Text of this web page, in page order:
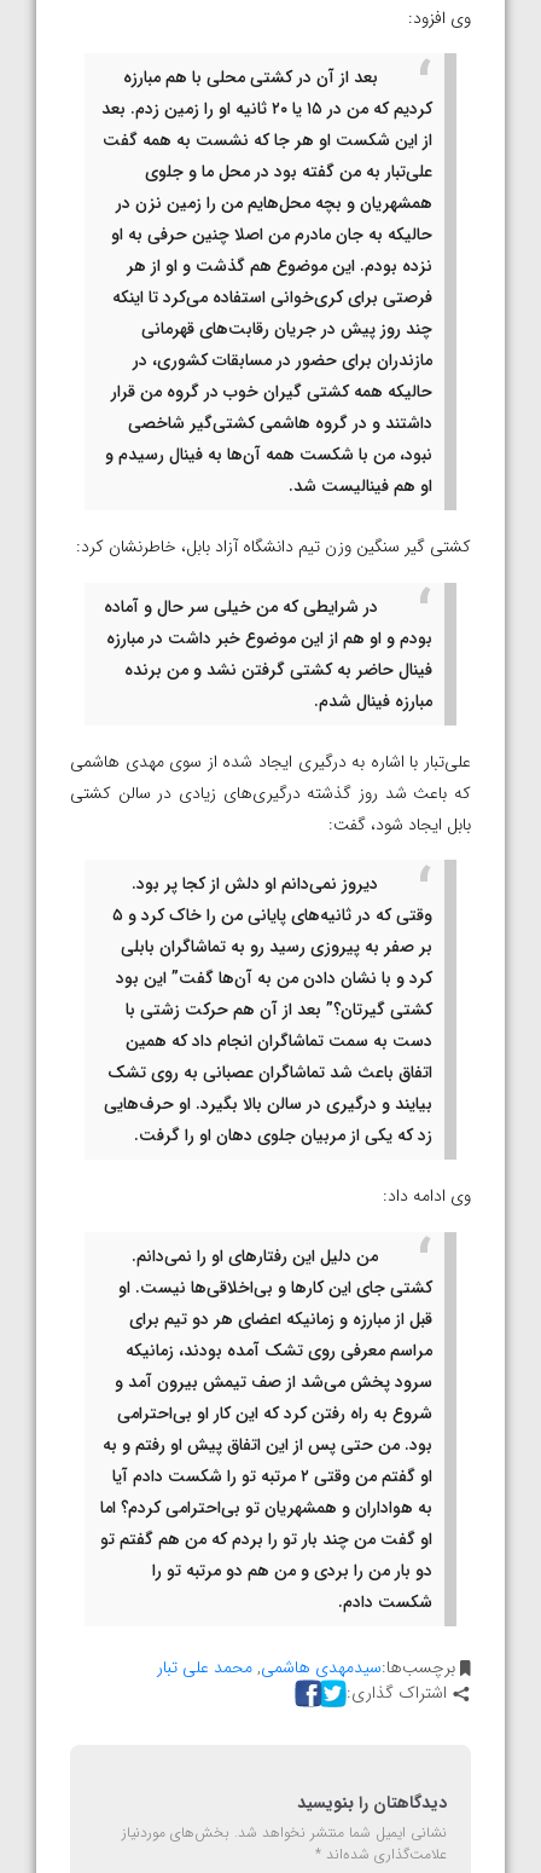
وی افزود:
بعد از آن در کشتی محلی با هم مبارزه
کردیم که من در ۱۵ یا ۲۰ ثانیه او را زمین زدم. بعد
از این شکست او هر جا که نشست به همه گفت
علی‌تبار به من گفته بود در محل ما و جلوی
همشهریان و بچه محل‌هایم من را زمین نزن در
حالیکه به جان مادرم من اصلا چنین حرفی به او
نزده بودم. این موضوع هم گذشت و او از هر
فرصتی برای کری‌خوانی استفاده می‌کرد تا اینکه
چند روز پیش در جریان رقابت‌های قهرمانی
مازندران برای حضور در مسابقات کشوری، در
حالیکه همه کشتی گیران خوب در گروه من قرار
داشتند و در گروه هاشمی کشتی‌گیر شاخصی
نبود، من با شکست همه آن‌ها به فینال رسیدم و
او هم فینالیست شد.
کشتی گیر سنگین وزن تیم دانشگاه آزاد بابل، خاطرنشان کرد:
در شرایطی که من خیلی سر حال و آماده
بودم و او هم از این موضوع خبر داشت در مبارزه
فینال حاضر به کشتی گرفتن نشد و من برنده
مبارزه فینال شدم.
علی‌تبار با اشاره به درگیری ایجاد شده از سوی مهدی هاشمی
که باعث شد روز گذشته درگیری‌های زیادی در سالن کشتی
بابل ایجاد شود، گفت:
دیروز نمی‌دانم او دلش از کجا پر بود.
وقتی که در ثانیه‌های پایانی من را خاک کرد و ۵
بر صفر به پیروزی رسید رو به تماشاگران بابلی
کرد و با نشان دادن من به آن‌ها گفت” این بود
کشتی گیرتان؟” بعد از آن هم حرکت زشتی با
دست به سمت تماشاگران انجام داد که همین
اتفاق باعث شد تماشاگران عصبانی به روی تشک
بیایند و درگیری در سالن بالا بگیرد. او حرف‌هایی
زد که یکی از مربیان جلوی دهان او را گرفت.
وی ادامه داد:
من دلیل این رفتارهای او را نمی‌دانم.
کشتی جای این کارها و بی‌اخلاقی‌ها نیست. او
قبل از مبارزه و زمانیکه اعضای هر دو تیم برای
مراسم معرفی روی تشک آمده بودند، زمانیکه
سرود پخش می‌شد از صف تیمش بیرون آمد و
شروع به راه رفتن کرد که این کار او بی‌احترامی
بود. من حتی پس از این اتفاق پیش او رفتم و به
او گفتم من وقتی ۲ مرتبه تو را شکست دادم آیا
به هواداران و همشهریان تو بی‌احترامی کردم؟ اما
او گفت من چند بار تو را بردم که من هم گفتم تو
دو بار من را بردی و من هم دو مرتبه تو را
شکست دادم.
برچسب‌ها:سیدمهدی هاشمی,محمد علی تبار
اشتراک گذاری:
دیدگاهتان را بنویسید
نشانی ایمیل شما منتشر نخواهد شد. بخش‌های موردنیاز
علامت‌گذاری شده‌اند *